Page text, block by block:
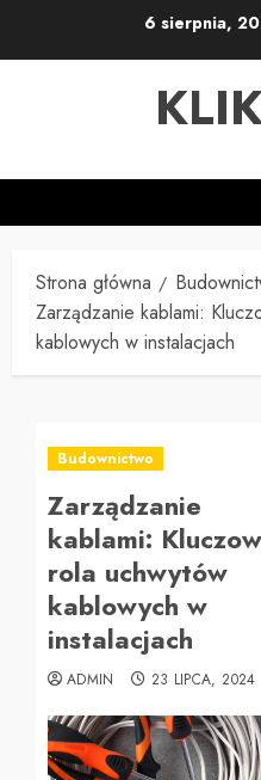
6 sierpnia,
Strona główna
Zarządzanie kablami:
kablowych w instalacjach
Budownictwo
Zarządzanie
kablami:
rola uchwytów
kablowych w
instalacjach
ADMIN 23 LIPCA, 2024